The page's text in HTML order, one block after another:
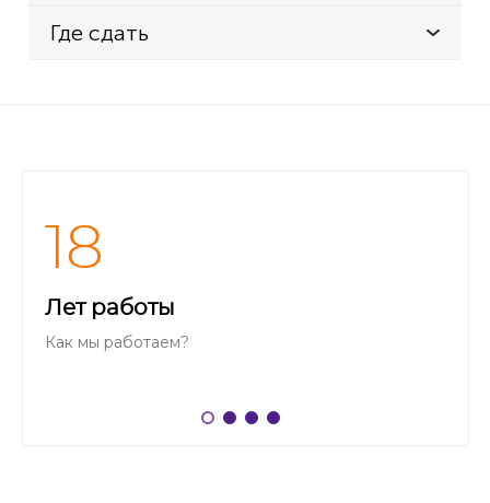
Где сдать
18
Лет работы
Как мы работаем?